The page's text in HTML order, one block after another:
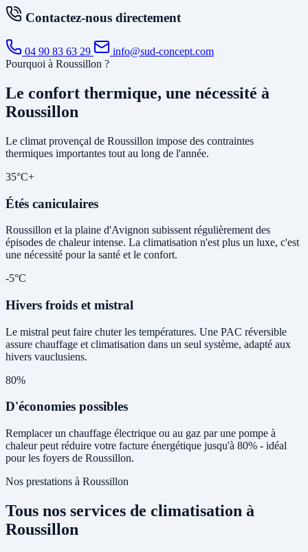
Contactez-nous directement
04 90 83 63 29
info@sud-concept.com
Pourquoi à Roussillon ?
Le confort thermique, une nécessité à
Roussillon
Le climat provençal de Roussillon impose des contraintes
thermiques importantes tout au long de l'année.
35°C+
Étés caniculaires
Roussillon et la plaine d'Avignon subissent régulièrement des
épisodes de chaleur intense. La climatisation n'est plus un luxe, c'est
une nécessité pour la santé et le confort.
-5°C
Hivers froids et mistral
Le mistral peut faire chuter les températures. Une PAC réversible
assure chauffage et climatisation dans un seul système, adapté aux
hivers vauclusiens.
80%
D'économies possibles
Remplacer un chauffage électrique ou au gaz par une pompe à
chaleur peut réduire votre facture énergétique jusqu'à 80% - idéal
pour les foyers de Roussillon.
Nos prestations à Roussillon
Tous nos services de climatisation à
Roussillon